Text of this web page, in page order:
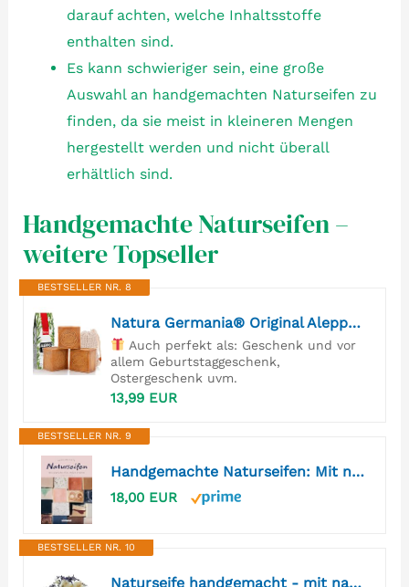
darauf achten, welche Inhaltsstoffe
enthalten sind.
Es kann schwieriger sein, eine große
Auswahl an handgemachten Naturseifen zu
finden, da sie meist in kleineren Mengen
hergestellt werden und nicht überall
erhältlich sind.
Handgemachte Naturseifen –
weitere Topseller
BESTSELLER NR. 8
Natura Germania® Original Aleppo Seife Set | 3x 200g | 90% Olivenöl & 10% Lorbeeröl | Naturseife für Körper & Haar | Handgemacht & Vegan | inkl. Sisal Seifensäckchen
Auch perfekt als: Geschenk und vor
allem Geburtstaggeschenk,
Ostergeschenk uvm.
13,99 EUR
BESTSELLER NR. 9
Handgemachte Naturseifen: Mit natürlichen Ölen, Düften und Farben - Naturseifen selber machen
18,00 EUR
BESTSELLER NR. 10
Naturseife handgemacht - mit natürlichen Ölen, Fetten und Zutaten, vegan ("Lavendel & Minze" mit ätherischen Ölen)